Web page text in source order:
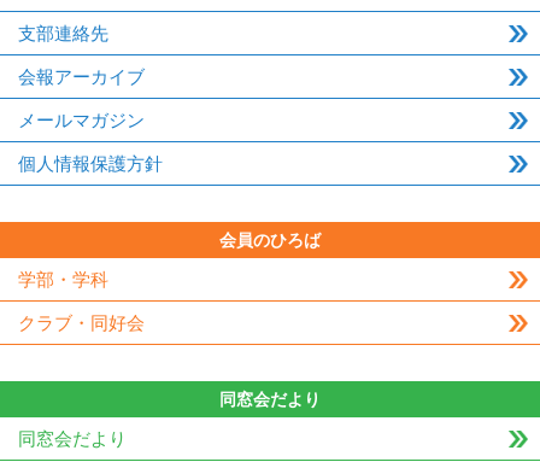
支部連絡先
会報アーカイブ
メールマガジン
個人情報保護方針
会員のひろば
学部・学科
クラブ・同好会
同窓会だより
同窓会だより